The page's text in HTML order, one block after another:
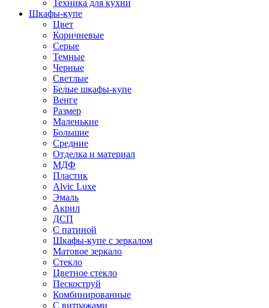
Техника для кухни
Шкафы-купе
Цвет
Коричневые
Серые
Темные
Черные
Светлые
Белые шкафы-купе
Венге
Размер
Маленькие
Большие
Средние
Отделка и материал
МДФ
Пластик
Alvic Luxe
Эмаль
Акрил
ДСП
С патиной
Шкафы-купе с зеркалом
Матовое зеркало
Стекло
Цветное стекло
Пескоструй
Комбинированные
С витражами